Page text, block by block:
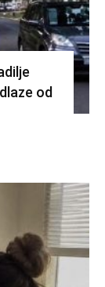
od